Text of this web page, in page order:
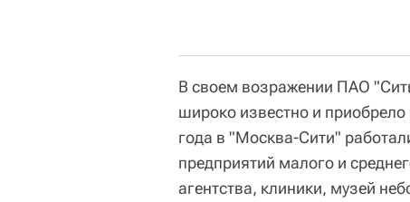
В своем возражении ПАО
широко известно и
года в "Москва-Сити"
предприятий малого и
агентства, клиники, музей